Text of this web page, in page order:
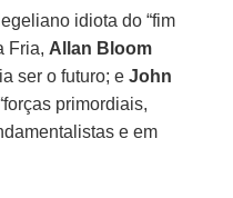
idiota do “fim
Fria, Allan Bloom
ser o futuro; e John
primordiais,
e em